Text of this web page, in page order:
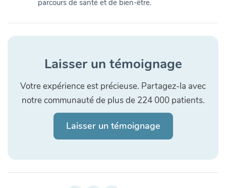
parcours de santé et de bien-être.
Laisser un témoignage
Votre expérience est précieuse. Partagez-la avec
notre communauté de plus de 224 000 patients.
Laisser un témoignage